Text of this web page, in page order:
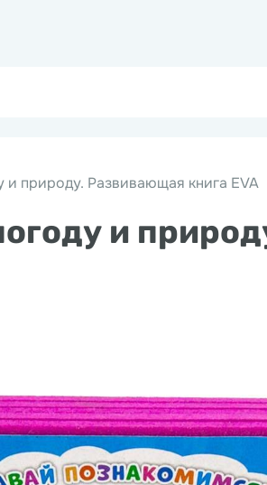
природу. Развивающая книга EVA
и